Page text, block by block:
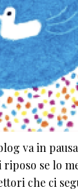
va in
se lo
che ci